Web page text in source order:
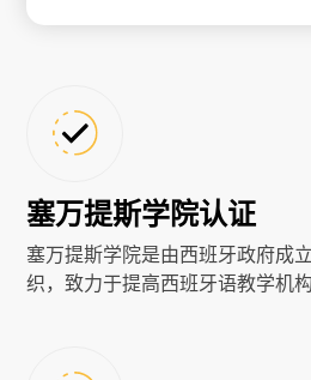
塞万提斯学院认证
塞万提斯学院是由西班牙政府成
织，致力于提高西班牙语教学机构